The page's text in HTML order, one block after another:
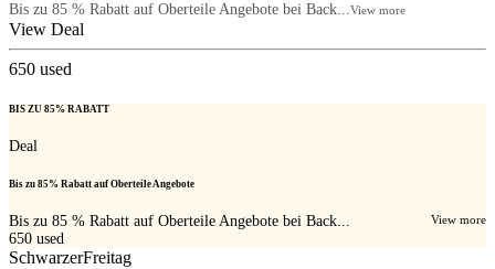
Bis zu 85 % Rabatt auf Oberteile Angebote bei Back...View more
View Deal
650 used
BIS ZU 85% RABATT
Deal
Bis zu 85% Rabatt auf Oberteile Angebote
Bis zu 85 % Rabatt auf Oberteile Angebote bei Back... View more
650 used
SchwarzerFreitag